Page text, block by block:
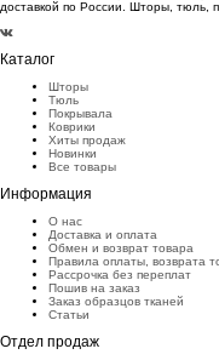
доставкой по России. Шторы, тюль,
Каталог
Шторы
Тюль
Покрывала
Коврики
Хиты продаж
Новинки
Все товары
Информация
О нас
Доставка и оплата
Обмен и возврат товара
Правила оплаты, возврата
Рассрочка без переплат
Пошив на заказ
Заказ образцов тканей
Статьи
Отдел продаж